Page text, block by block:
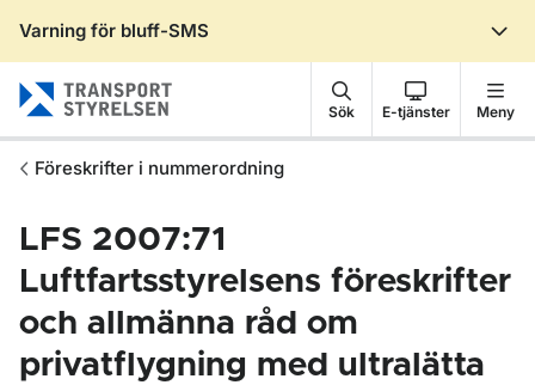
Varning för bluff-SMS
Sök E-tjänster Meny
Föreskrifter i nummerordning
LFS 2007:71
Luftfartsstyrelsens föreskrifter
och allmänna råd om
privatflygning med ultralätta